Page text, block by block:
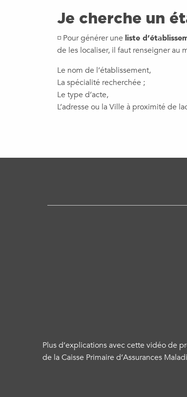
Je cherche un
◽ Pour générer une liste
de les localiser, il faut renseigner au
Le nom de l’établissement,
La spécialité recherchée ;
Le type d’acte,
L’adresse ou la Ville à proximité de
Plus d’explications avec cette vidéo de
de la Caisse Primaire d’Assurances